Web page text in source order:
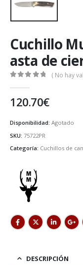
Cuchillo
asta de
( No hay
120.70€
Disponibilidad: Agotado
SKU: 75722PR
Categoría: Cuchillos de
DESCRIPCIÓN